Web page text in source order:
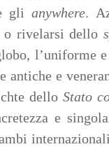
glianywhere.
rivelarsi dello
l’uniforme
antiche e
dello Stato
e